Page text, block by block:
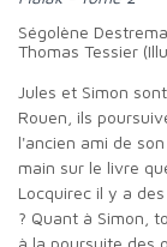
Ségolène
Thomas Tessier
Jules et Simon sont maintenant collégiens tous les deux. À
Rouen, ils
l'ancien ami de
main sur le livre
Locquirec il y a
? Quant à Simon,
à la poursuite des